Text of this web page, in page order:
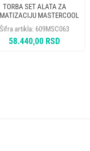
TORBA SET ALATA ZA
MASTERCOOL
70200-MSK-INT
Šifra artikla: 609MSC063
58.440,00 RSD